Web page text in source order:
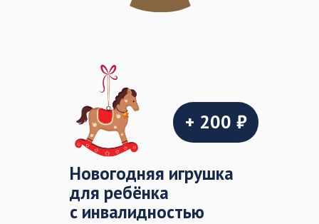
Новогодняя игрушка
для ребёнка
с инвалидностью
+ 200 ₽